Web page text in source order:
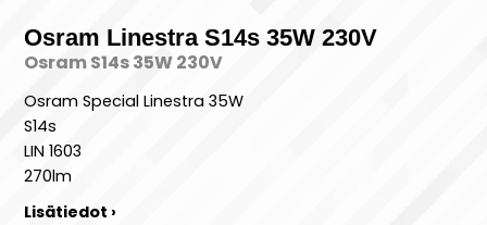
Osram Linestra S14s 35W 230V
Osram S14s 35W 230V
Osram Special Linestra 35W
S14s
LIN 1603
270lm
Lisätiedot ›